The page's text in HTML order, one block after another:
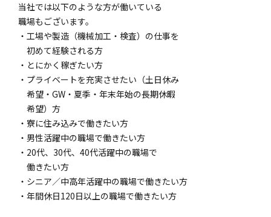
当社では以下のような方が働いている
職場もございます。
・工場や製造（機械加工・検査）の仕事を
初めて経験される方
・とにかく稼ぎたい方
・プライベートを充実させたい（土日休み
希望・GW・夏季・年末年始の長期休暇
希望）方
・寮に住み込みで働きたい方
・男性活躍中の職場で働きたい方
・20代、30代、40代活躍中の職場で
働きたい方
・シニア／中高年活躍中の職場で働きたい方
・年間休日120日以上の職場で働きたい方